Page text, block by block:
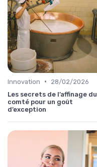
Innovation •
28/02/2026
Les secrets de l’affinage du
comté pour un goût
d’exception